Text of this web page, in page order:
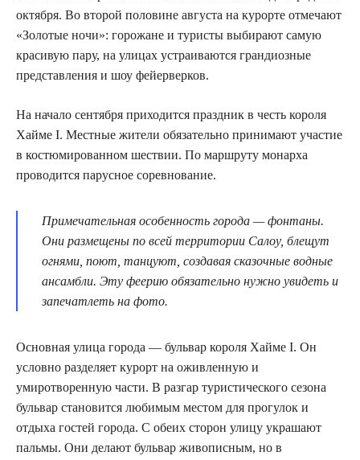
октября. Во второй половине августа на курорте отмечают
«Золотые ночи»: горожане и туристы выбирают самую
красивую пару, на улицах устраиваются грандиозные
представления и шоу фейерверков.
На начало сентября приходится праздник в честь короля
Хайме I. Местные жители обязательно принимают участие
в костюмированном шествии. По маршруту монарха
проводится парусное соревнование.
Примечательная особенность города — фонтаны.
Они размещены по всей территории Салоу, блещут
огнями, поют, танцуют, создавая сказочные водные
ансамбли. Эту феерию обязательно нужно увидеть и
запечатлеть на фото.
Основная улица города — бульвар короля Хайме I. Он
условно разделяет курорт на оживленную и
умиротворенную части. В разгар туристического сезона
бульвар становится любимым местом для прогулок и
отдыха гостей города. С обеих сторон улицу украшают
пальмы. Они делают бульвар живописным, но в